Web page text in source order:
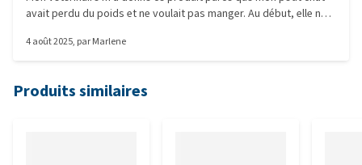
avait perdu du poids et ne voulait pas manger. Au début, elle ne
bouche avec mon doigt, et à partir de ce moment-là, elle a tout
retrouvé son petit ventre de chaton tout rond :)
4 août 2025, parMarlene
Produits similaires